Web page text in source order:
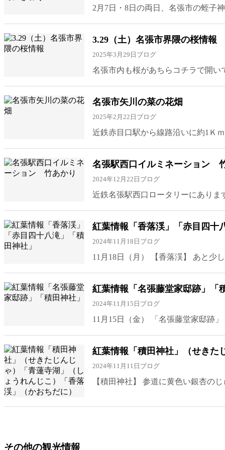
2月7日・8日の両日、名張市の蛭子
3.29（土）名張市界隈の桜情報
2025年3月29日 ブログ
名張市内も桜があちらコチラで開い
名張市矢川の菜の花畑
2025年2月22日 ブログ
近鉄赤目口駅から線路沿いに約1Ｋ
名張駅西口イルミネーション
2024年12月22日 ブログ
近鉄名張駅西口ロータリーにあり
紅葉情報「香落渓」「赤目四十
2024年11月18日 ブログ
11月18日（月） 【香落渓】 あと少
紅葉情報「名張藤堂家邸跡」「
2024年11月15日 ブログ
11月15日（金） 「名張藤堂家邸跡
紅葉情報「積田神社」（せきた
2024年11月11日 ブログ
【積田神社】 参道に黄色い銀杏の
その他の観光情報